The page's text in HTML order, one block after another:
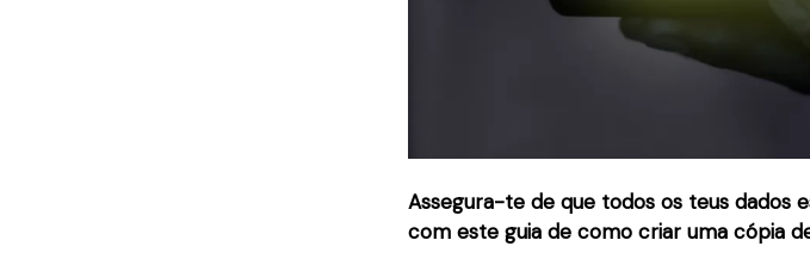
Assegura-te de que todos os teus dados
com este guia de como criar uma cópia